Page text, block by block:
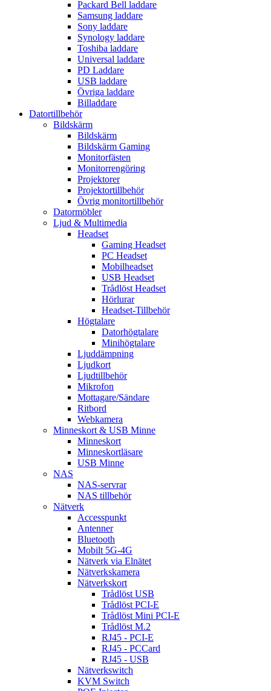
Packard Bell laddare
Samsung laddare
Sony laddare
Synology laddare
Toshiba laddare
Universal laddare
PD Laddare
USB laddare
Övriga laddare
Billaddare
Datortillbehör
Bildskärm
Bildskärm
Bildskärm Gaming
Monitorfästen
Monitorrengöring
Projektorer
Projektortillbehör
Övrig monitortillbehör
Datormöbler
Ljud & Multimedia
Headset
Gaming Headset
PC Headset
Mobilheadset
USB Headset
Trådlöst Headset
Hörlurar
Headset-Tillbehör
Högtalare
Datorhögtalare
Minihögtalare
Ljuddämpning
Ljudkort
Ljudtillbehör
Mikrofon
Mottagare/Sändare
Ritbord
Webkamera
Minneskort & USB Minne
Minneskort
Minneskortläsare
USB Minne
NAS
NAS-servrar
NAS tillbehör
Nätverk
Accesspunkt
Antenner
Bluetooth
Mobilt 5G-4G
Nätverk via Elnätet
Nätverkskamera
Nätverkskort
Trådlöst USB
Trådlöst PCI-E
Trådlöst Mini PCI-E
Trådlöst M.2
RJ45 - PCI-E
RJ45 - PCCard
RJ45 - USB
Nätverkswitch
KVM Switch